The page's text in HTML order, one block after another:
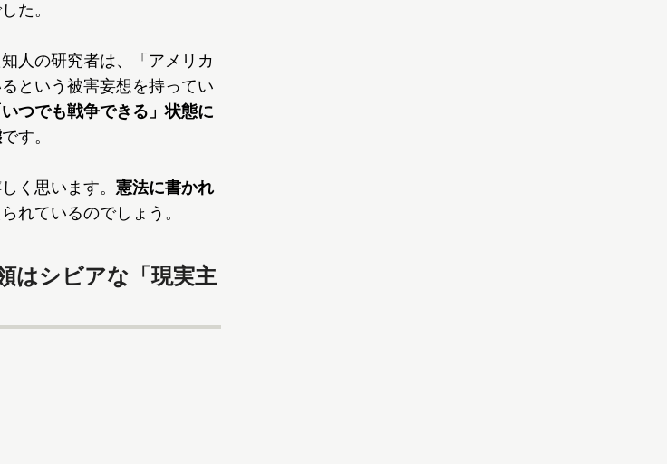
た。
人の研究者は、「アメリカ
という被害妄想を持ってい
つでも戦争できる」状態に
です。
く思います。 憲法に書かれ
れているのでしょう。
はシビアな「現実主